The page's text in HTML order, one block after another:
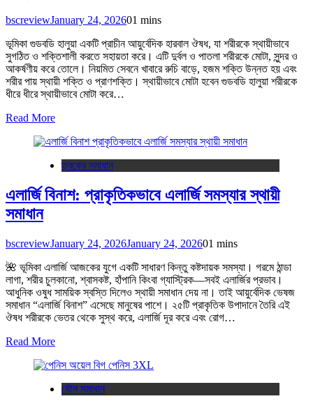
bscreviewJanuary 24, 202601 mins
ভূমিকা গুডবডি হালুয়া একটি প্রাচীন আয়ুর্বেদিক হারবাল ঔষধ, যা শরীরকে স্থায়ীভাবে
সুগঠিত ও শক্তিশালী করতে সহায়তা করে। এটি দুর্বল ও পাতলা শরীরকে মোটা, সুন্দর ও
আকর্ষণীয় করে তোলে। নিয়মিত সেবনে খাবারে রুচি বাড়ে, হজম শক্তি উন্নত হয় এবং
শরীর পায় স্থায়ী শক্তি ও প্রাণশক্তি। স্থায়ীভাবে মোটা হবেন গুডবডি হালুয়া শরীরকে
ধীরে ধীরে স্থায়ীভাবে মোটা করে…
Read More
ত্বকের সমাধান
এলার্জি বিনাশ: প্রাকৃতিকভাবে এলার্জি সমস্যার স্থায়ী
সমাধান
bscreviewJanuary 24, 2026January 24, 202601 mins
🌺 ভূমিকা এলার্জি আজকের যুগে একটি সাধারণ কিন্তু কষ্টদায়ক সমস্যা। গরমে ঠান্ডা
লাগা, শরীর চুলকানো, শ্বাসকষ্ট, হাঁপানি কিংবা গ্যাস্ট্রিক—সবই এলার্জির প্রভাব।
আধুনিক ওষুধ সাময়িক স্বস্তি দিলেও স্থায়ী সমাধান দেয় না। তাই আয়ুর্বেদিক ভেষজ
সমাধান “এলার্জি বিনাশ” এসেছে মানুষের পাশে। ২৫টি প্রাকৃতিক উপাদানে তৈরি এই
ঔষধ শরীরকে ভেতর থেকে সুস্থ করে, এলার্জি দূর করে এবং রোগ…
Read More
যৌন সমাধান